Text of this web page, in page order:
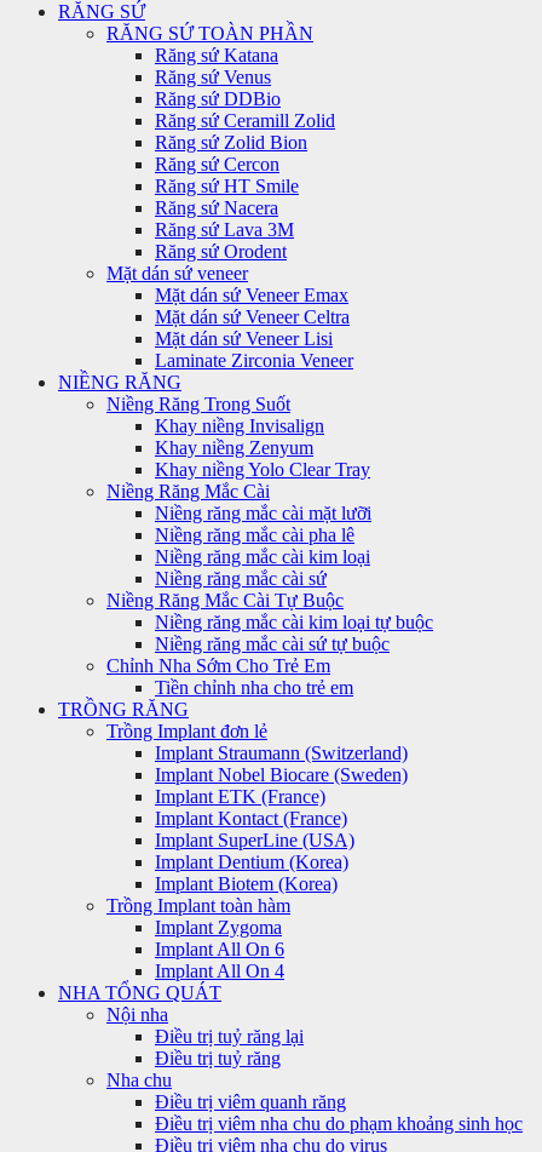
RĂNG SỨ
RĂNG SỨ TOÀN PHẦN
Răng sứ Katana
Răng sứ Venus
Răng sứ DDBio
Răng sứ Ceramill Zolid
Răng sứ Zolid Bion
Răng sứ Cercon
Răng sứ HT Smile
Răng sứ Nacera
Răng sứ Lava 3M
Răng sứ Orodent
Mặt dán sứ veneer
Mặt dán sứ Veneer Emax
Mặt dán sứ Veneer Celtra
Mặt dán sứ Veneer Lisi
Laminate Zirconia Veneer
NIỀNG RĂNG
Niềng Răng Trong Suốt
Khay niềng Invisalign
Khay niềng Zenyum
Khay niềng Yolo Clear Tray
Niềng Răng Mắc Cài
Niềng răng mắc cài mặt lưỡi
Niềng răng mắc cài pha lê
Niềng răng mắc cài kim loại
Niềng răng mắc cài sứ
Niềng Răng Mắc Cài Tự Buộc
Niềng răng mắc cài kim loại tự buộc
Niềng răng mắc cài sứ tự buộc
Chỉnh Nha Sớm Cho Trẻ Em
Tiền chỉnh nha cho trẻ em
TRỒNG RĂNG
Trồng Implant đơn lẻ
Implant Straumann (Switzerland)
Implant Nobel Biocare (Sweden)
Implant ETK (France)
Implant Kontact (France)
Implant SuperLine (USA)
Implant Dentium (Korea)
Implant Biotem (Korea)
Trồng Implant toàn hàm
Implant Zygoma
Implant All On 6
Implant All On 4
NHA TỔNG QUÁT
Nội nha
Điều trị tuỷ răng lại
Điều trị tuỷ răng
Nha chu
Điều trị viêm quanh răng
Điều trị viêm nha chu do phạm khoảng sinh học
Điều trị viêm nha chu do virus